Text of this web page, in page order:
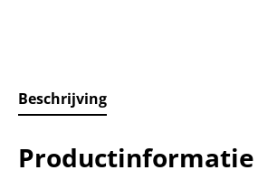
Beschrijving
Productinformatie